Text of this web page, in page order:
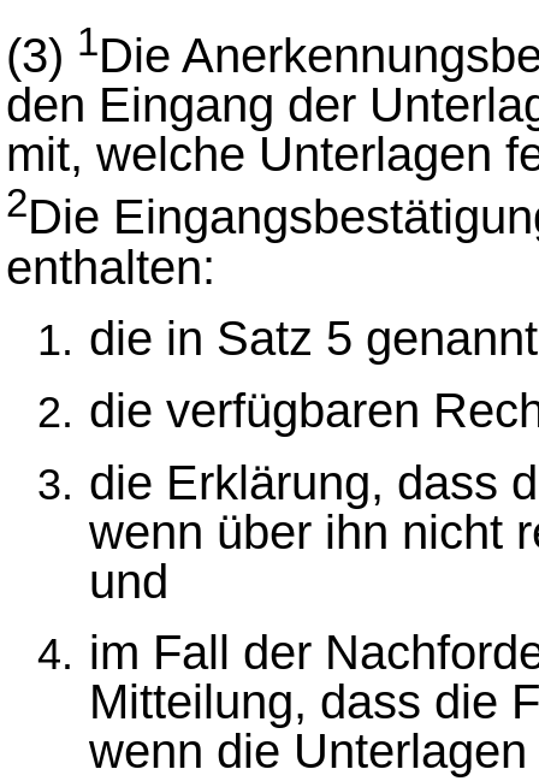
(3) 1Die
den Eingang der
mit, welche Unterlagen
2Die
enthalten:
die in Satz 5
die verfügbaren
die Erklärung, dass
wenn über ihn nicht
und
im Fall der
Mitteilung, dass die
wenn die